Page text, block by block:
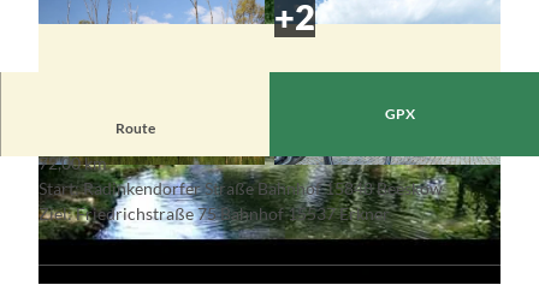
i
d
e
o
a
© Regina Zibell, Lizenz: TMB-Fotoarchiv © Andreas Franke, Lizenz: TMB-Fotoarchiv
Route
GPX
72,00 km
Start: Radinkendorfer Straße Bahnhof 15848 Beeskow
Ziel: Friedrichstraße 75 Bahnhof 15537 Erkner